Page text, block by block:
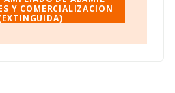
de 28.352 millones de euros
compañías es de 1 millón de
base de datos INFORMA
Y COMERCIALIZACION